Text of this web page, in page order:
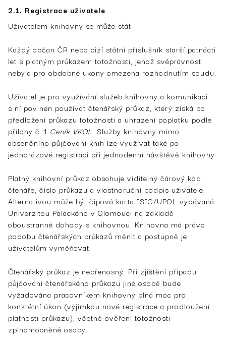
2.1. Registrace uživatele
Uživatelem knihovny se může stát:
Každý občan ČR nebo cizí státní příslušník starší patnácti
let s platným průkazem totožnosti, jehož svéprávnost
nebyla pro obdobné úkony omezena rozhodnutím soudu.
Uživatel je pro využívání služeb knihovny a komunikaci
s ní povinen používat čtenářský průkaz, který získá po
předložení průkazu totožnosti a uhrazení poplatku podle
přílohy č. 1 Ceník VKOL. Služby knihovny mimo
absenčního půjčování knih lze využívat také po
jednorázové registraci při jednodenní návštěvě knihovny.
Platný knihovní průkaz obsahuje viditelný čárový kód
čtenáře, číslo průkazu a vlastnoruční podpis uživatele.
Alternativou může být čipová karta ISIC/UPOL vydávaná
Univerzitou Palackého v Olomouci na základě
oboustranné dohody s knihovnou. Knihovna má právo
podobu čtenářských průkazů měnit a postupně je
uživatelům vyměňovat.
Čtenářský průkaz je nepřenosný. Při zjištění případu
půjčování čtenářského průkazu jiné osobě bude
vyžadována pracovníkem knihovny plná moc pro
konkrétní úkon (výjimkou nové registrace a prodloužení
platnosti průkazu), včetně ověření totožnosti
zplnomocněné osoby.